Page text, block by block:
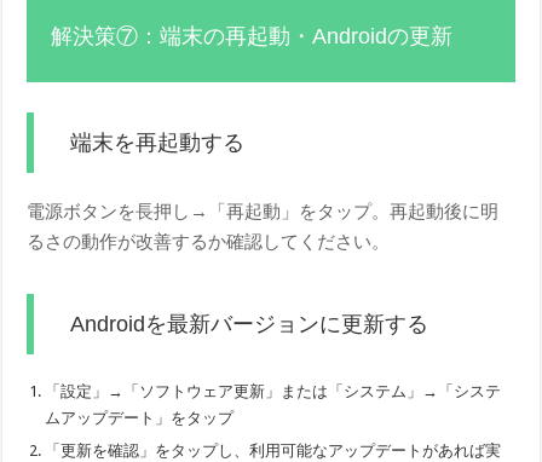
解決策⑦：端末の再起動・Androidの更新
端末を再起動する
電源ボタンを長押し→「再起動」をタップ。再起動後に明
るさの動作が改善するか確認してください。
Androidを最新バージョンに更新する
「設定」→「ソフトウェア更新」または「システム」→「システ
ムアップデート」をタップ
「更新を確認」をタップし、利用可能なアップデートがあれば実